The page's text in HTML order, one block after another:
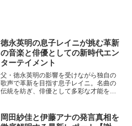
徳永英明の息子レイニが挑む革新
の音楽と俳優としての新時代エン
ターテイメント
父・徳永英明の影響を受けながら独自の
歌声で革新を目指す息子レイニ。名曲の
伝統を紡ぎ、俳優として多彩な才能を発
岡田紗佳と伊藤アナの発言真相を